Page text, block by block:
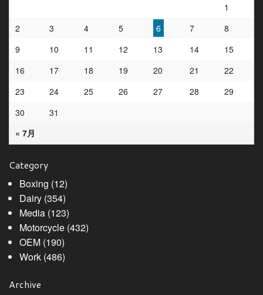
« 7月
1
2
3 4 5 6 7
8
9
10 11 12 13 14
15
16
17 18 19 20 21
22
23
24 25 26 27 28
29
30
31
Category
Boxing (12)
Dairy(354)
Media(123)
Motorcycle(432)
OEM(190)
Work(486)
Archive